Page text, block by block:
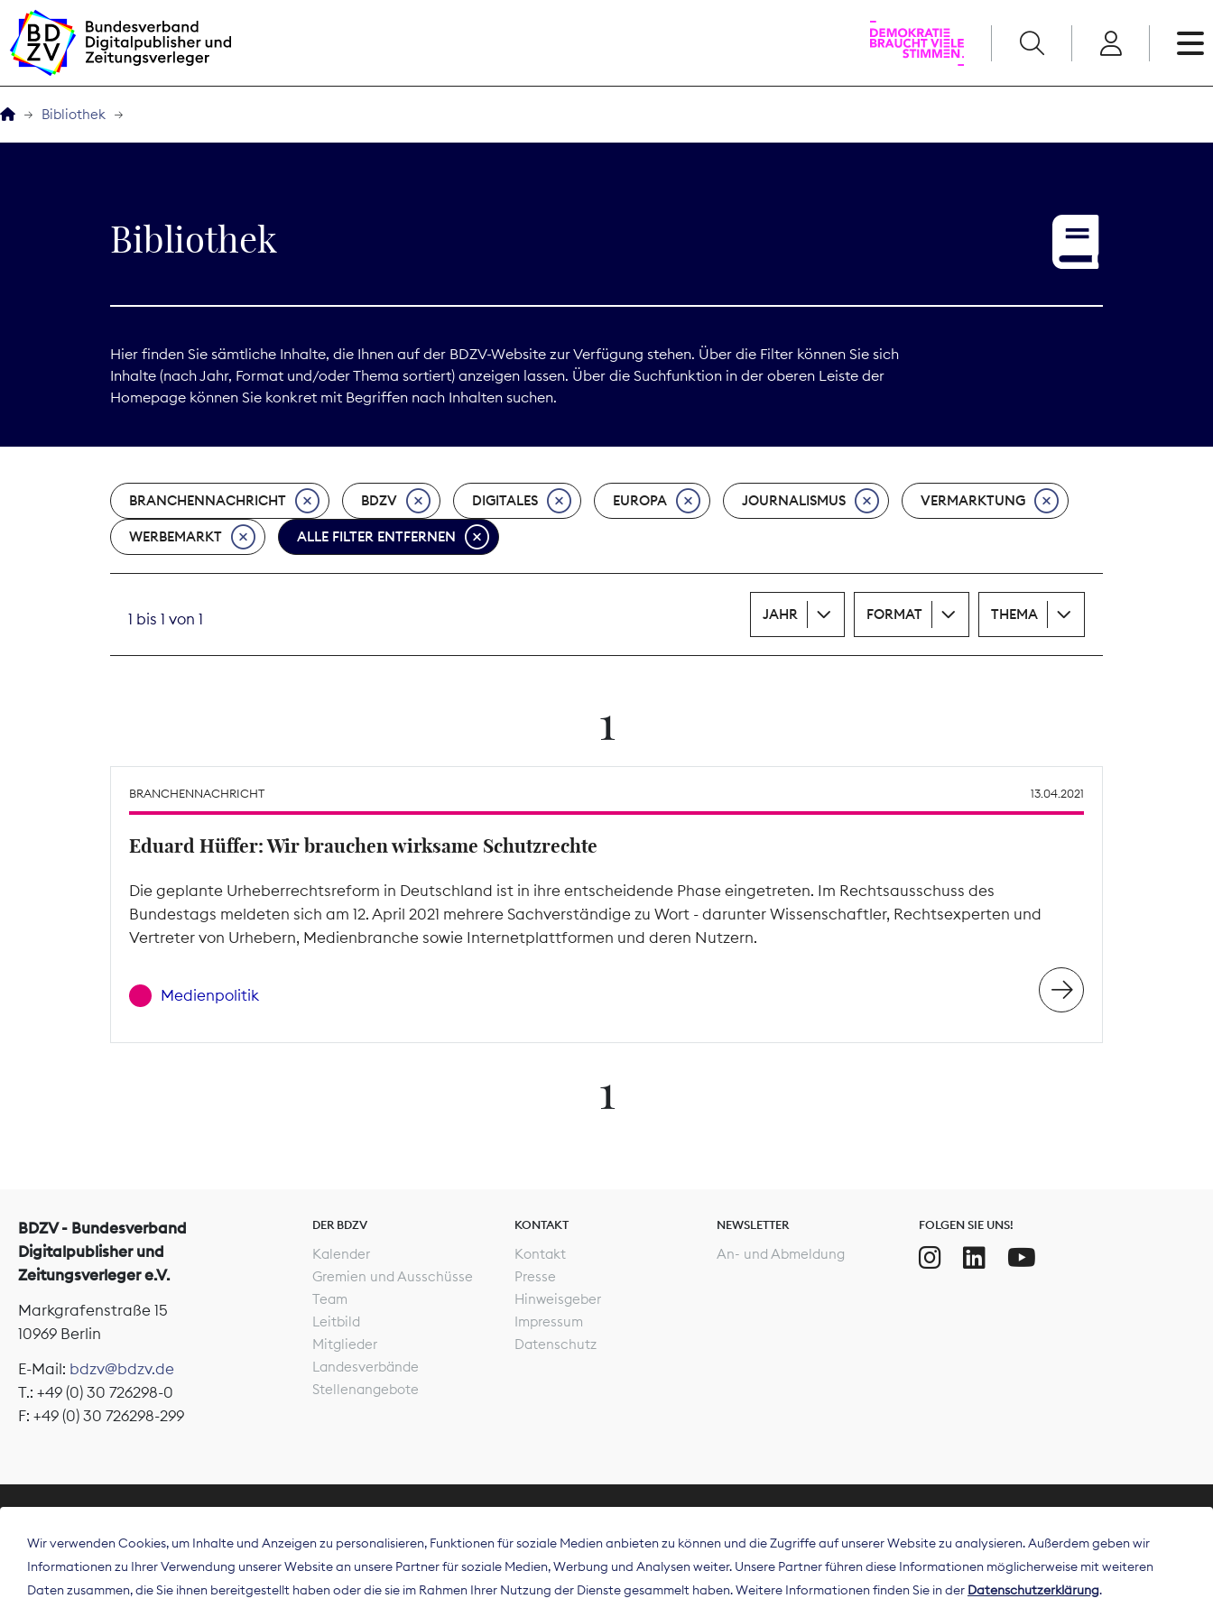
BDZVplus GmbH
Service
Print
Bibliothek
Bibliothek
Hier finden Sie sämtliche Inhalte, die Ihnen auf der BDZV-Website zur Verfügung stehen. Über die Filter können Sie sich
Inhalte (nach Jahr, Format und/oder Thema sortiert) anzeigen lassen. Über die Suchfunktion in der oberen Leiste der
Homepage können Sie konkret mit Begriffen nach Inhalten suchen.
BRANCHENNACHRICHT BDZV DIGITALES EUROPA JOURNALISMUS VERMARKTUNG
WERBEMARKT ALLE FILTER ENTFERNEN
1 bis 1 von 1 JAHR FORMAT THEMA
1
BRANCHENNACHRICHT 13.04.2021
Eduard Hüffer: Wir brauchen wirksame Schutzrechte
Die geplante Urheberrechtsreform in Deutschland ist in ihre entscheidende Phase eingetreten. Im Rechtsausschuss des
Bundestags meldeten sich am 12. April 2021 mehrere Sachverständige zu Wort - darunter Wissenschaftler, Rechtsexperten und
Vertreter von Urhebern, Medienbranche sowie Internetplattformen und deren Nutzern.
Medienpolitik
1
BDZV - Bundesverband
Digitalpublisher und
Zeitungsverleger e.V.
Markgrafenstraße 15
10969 Berlin
E-Mail: bdzv@bdzv.de
T.: +49 (0) 30 726298-0
F: +49 (0) 30 726298-299
DER BDZV
Kalender
Gremien und Ausschüsse
Team
Leitbild
Mitglieder
Landesverbände
Stellenangebote
KONTAKT
Kontakt
Presse
Hinweisgeber
Impressum
Datenschutz
NEWSLETTER
An- und Abmeldung
FOLGEN SIE UNS!
Der Bundesverband Digitalpublisher und Zeitungsverleger (BDZV) vertritt als
Spitzenorganisation die Interessen der Zeitungsverlage und digitalen Publisher in
Deutschland und auf EU-Ebene.
Wir verwenden Cookies, um Inhalte und Anzeigen zu personalisieren, Funktionen für soziale Medien anbieten zu können und die Zugriffe auf unserer Website zu analysieren. Außerdem geben wir
Informationen zu Ihrer Verwendung unserer Website an unsere Partner für soziale Medien, Werbung und Analysen weiter. Unsere Partner führen diese Informationen möglicherweise mit weiteren
Daten zusammen, die Sie ihnen bereitgestellt haben oder die sie im Rahmen Ihrer Nutzung der Dienste gesammelt haben. Weitere Informationen finden Sie in der Datenschutzerklärung.